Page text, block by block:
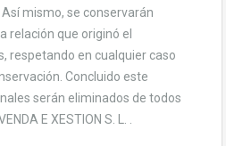
mismo, se conservarán
relación que originó el
respetando en cualquier caso
Concluido este
serán eliminados de todos
E XESTION S. L. .